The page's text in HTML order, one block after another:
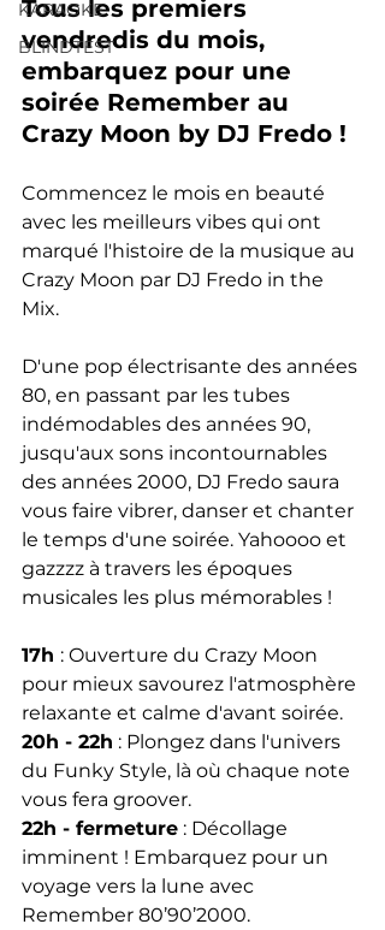
KARAOKE
BLINDTEST
Tous les premiers
vendredis du mois,
embarquez pour une
soirée Remember au
Crazy Moon by DJ Fredo !
Commencez le mois en beauté
avec les meilleurs vibes qui ont
marqué l'histoire de la musique au
Crazy Moon par DJ Fredo in the
Mix.
D'une pop électrisante des années
80, en passant par les tubes
indémodables des années 90,
jusqu'aux sons incontournables
des années 2000, DJ Fredo saura
vous faire vibrer, danser et chanter
le temps d'une soirée. Yahoooo et
gazzzz à travers les époques
musicales les plus mémorables !
17h : Ouverture du Crazy Moon
pour mieux savourez l'atmosphère
relaxante et calme d'avant soirée.
20h - 22h : Plongez dans l'univers
du Funky Style, là où chaque note
vous fera groover.
22h - fermeture : Décollage
imminent ! Embarquez pour un
voyage vers la lune avec
Remember 80’90’2000.